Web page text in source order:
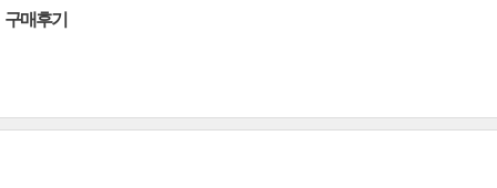
구매후기